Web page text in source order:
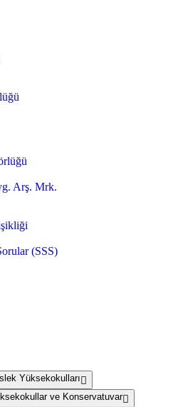
Arş. Mrk.
(SSS)
Yüksekokulları
ve Konservatuvar